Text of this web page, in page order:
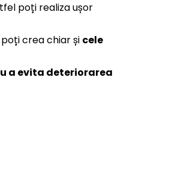
poți realiza ușor
crea chiar și cele
a evita deteriorarea